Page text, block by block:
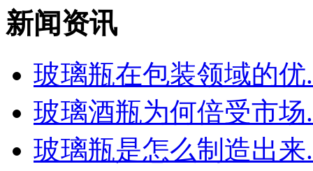
新闻资讯
玻璃瓶在包装领域的优
玻璃酒瓶为何倍受市场
玻璃瓶是怎么制造出来